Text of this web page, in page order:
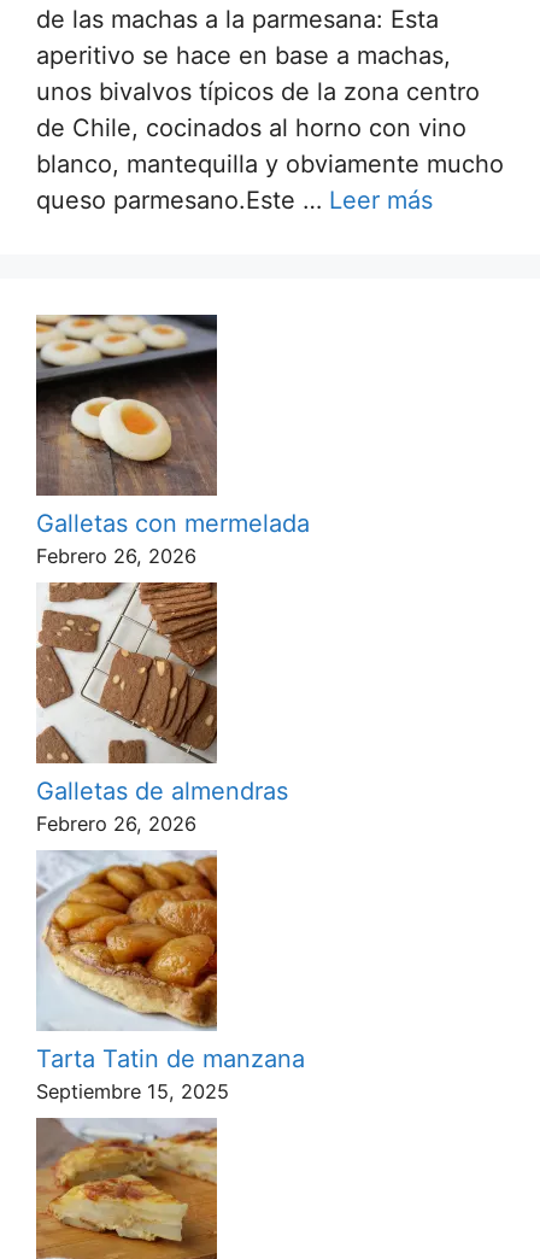
de las machas a la parmesana: Esta
aperitivo se hace en base a machas,
unos bivalvos típicos de la zona centro
de Chile, cocinados al horno con vino
blanco, mantequilla y obviamente mucho
queso parmesano.Este … Leer más
Galletas con mermelada
Febrero 26, 2026
Galletas de almendras
Febrero 26, 2026
Tarta Tatin de manzana
Septiembre 15, 2025